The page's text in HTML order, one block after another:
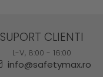
SUPORT CLIENTI
L-V, 8:00 - 16:00
info@safetymax.ro